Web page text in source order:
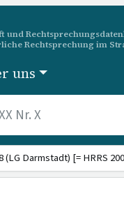
und
Rechtsprechung im
uns
(LG Darmstadt) [= HRRS